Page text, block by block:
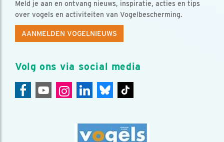
Meld je aan en ontvang nieuws, inspiratie, acties en tips
over vogels en activiteiten van Vogelbescherming.
AANMELDEN VOGELNIEUWS
Volg ons via social media